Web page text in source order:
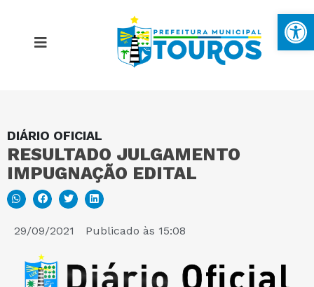
DIÁRIO OFICIAL
RESULTADO JULGAMENTO
IMPUGNAÇÃO EDITAL
29/09/2021 Publicado às 15:08
MAPA DO SITE
PORTAL DA TRANSPARÊNCIA
E-SIC
PERGUNTAS FREQUENTES